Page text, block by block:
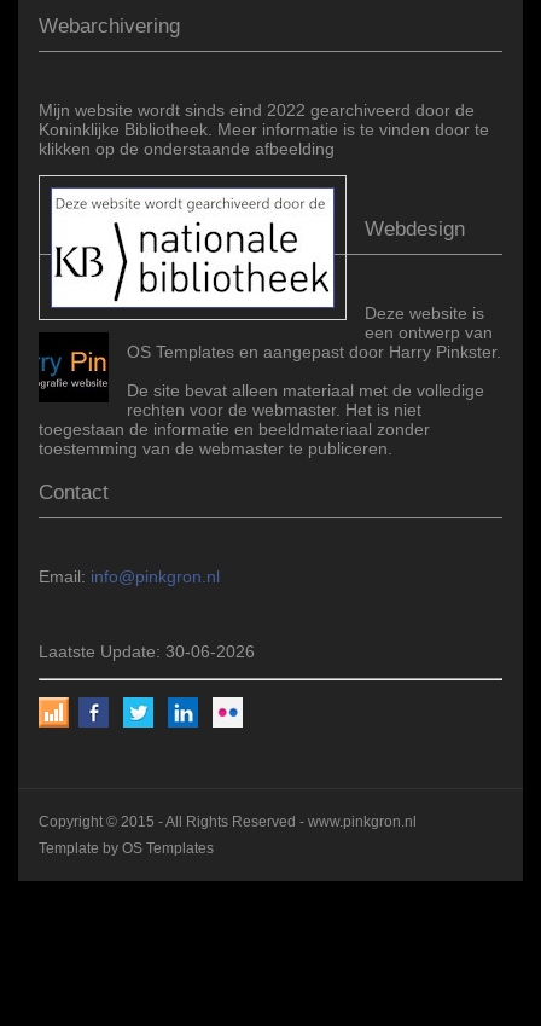
Webarchivering
Mijn website wordt sinds eind 2022 gearchiveerd door de
Koninklijke Bibliotheek. Meer informatie is te vinden door te
klikken op de onderstaande afbeelding
Webdesign
Deze website is
een ontwerp van
OS Templates en aangepast door Harry Pinkster.
De site bevat alleen materiaal met de volledige
rechten voor de webmaster. Het is niet
toegestaan de informatie en beeldmateriaal zonder
toestemming van de webmaster te publiceren.
Contact
Email: info@pinkgron.nl
Laatste Update: 30-06-2026
Copyright © 2015 - All Rights Reserved -www.pinkgron.nl
Template byOS Templates